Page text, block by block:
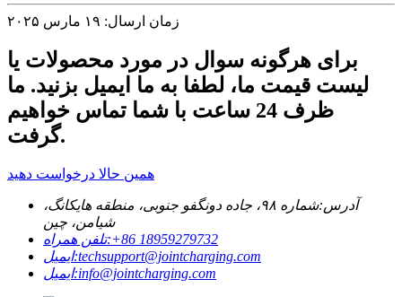
زمان ارسال: ۱۹ مارس ۲۰۲۵
برای هرگونه سوال در مورد محصولات یا
لیست قیمت ما، لطفا به ما ایمیل بزنید. ما
ظرف 24 ساعت با شما تماس خواهیم
گرفت.
همین حالا درخواست دهید
آدرس:
شماره ۹۸، جاده دونگفو جنوبی، منطقه هایکانگ،
شیامن، چین
تلفن همراه:‎+86 18959279732‎
ایمیل:techsupport@jointcharging.com
ایمیل:info@jointcharging.com